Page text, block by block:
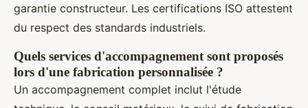
garantie constructeur. Les certifications ISO attestent
du respect des standards industriels.
Quels services d'accompagnement sont proposés
lors d'une fabrication personnalisée ?
Un accompagnement complet inclut l'étude